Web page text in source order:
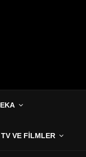
TV VE FILMLER